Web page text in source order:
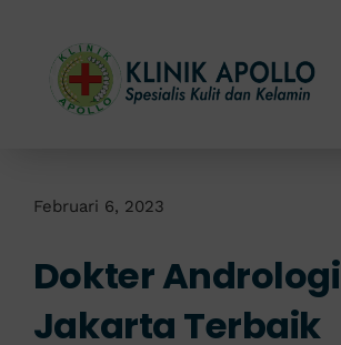
content
Layanan Kami
Info Klinik
Februari 6, 2023
Dokter Andrologi
Jakarta Terbaik